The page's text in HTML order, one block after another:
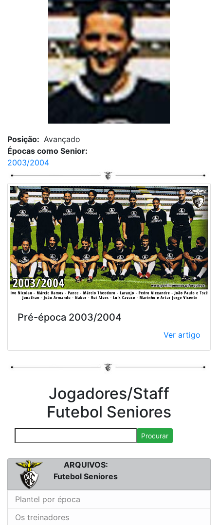
Posição: Avançado
Épocas como Senior:
2003/2004
Pré-época 2003/2004
Ver artigo
Jogadores/Staff
Futebol Seniores
Procurar
ARQUIVOS:
Futebol Seniores
Plantel por época
Os treinadores